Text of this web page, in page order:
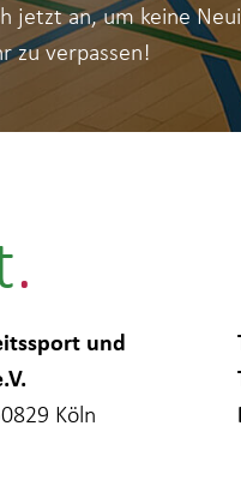
jetzt an, um keine
zu verpassen!
und
Köln